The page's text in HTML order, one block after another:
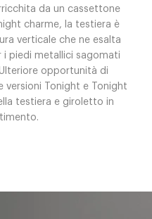
da un cassettone
charme, la testiera è
verticale che ne esalta
piedi metallici sagomati
opportunità di
versioni Tonight e Tonight
testiera e giroletto in